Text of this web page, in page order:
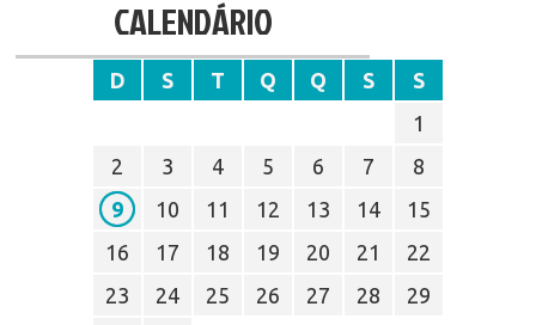
CALENDÁRIO
D S T Q Q S
S
1
2
3 4 5 6 7
8
9
10 11 12 13 14
15
16
17 18 19 20 21
22
23
24 25 26 27 28 29